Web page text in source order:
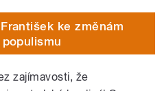
ke změnám
zajímavosti, že